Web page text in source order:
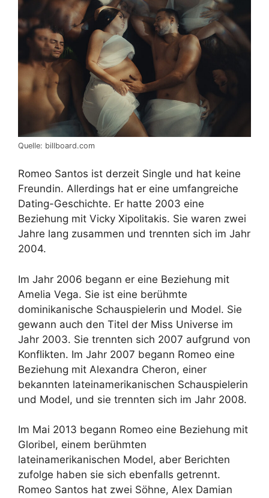
Quelle: billboard.com
Romeo Santos ist derzeit Single und hat keine
Freundin. Allerdings hat er eine umfangreiche
Dating-Geschichte. Er hatte 2003 eine
Beziehung mit Vicky Xipolitakis. Sie waren zwei
Jahre lang zusammen und trennten sich im Jahr
2004.
Im Jahr 2006 begann er eine Beziehung mit
Amelia Vega. Sie ist eine berühmte
dominikanische Schauspielerin und Model. Sie
gewann auch den Titel der Miss Universe im
Jahr 2003. Sie trennten sich 2007 aufgrund von
Konflikten. Im Jahr 2007 begann Romeo eine
Beziehung mit Alexandra Cheron, einer
bekannten lateinamerikanischen Schauspielerin
und Model, und sie trennten sich im Jahr 2008.
Im Mai 2013 begann Romeo eine Beziehung mit
Gloribel, einem berühmten
lateinamerikanischen Model, aber Berichten
zufolge haben sie sich ebenfalls getrennt.
Romeo Santos hat zwei Söhne, Alex Damian